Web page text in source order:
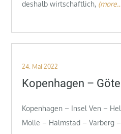
deshalb wirtschaftlich,
Posted
on
24. Mai 2022
Kopenhagen –
Kopenhagen – Insel Ven –
Mölle – Halmstad – Varberg